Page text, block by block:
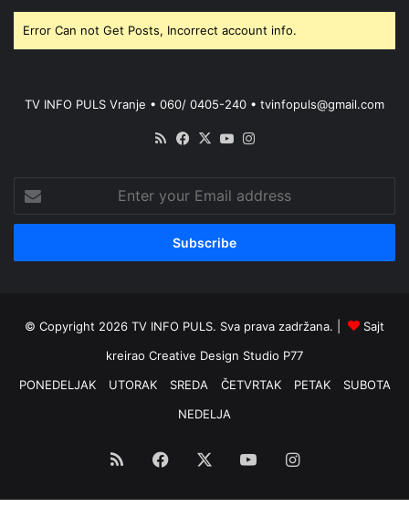
Error Can not Get Posts, Incorrect account info.
TV INFO PULS Vranje • 060/ 0405-240 • tvinfopuls@gmail.com
RSS Facebook
X YouTube
your
Email
© Copyright 2026 TV INFO PULS. Sva prava zadržana. |
Sajt
kreirao Creative Design Studio P77
PONEDELJAK
UTORAK SREDA ČETVRTAK PETAK
SUBOTA
NEDELJA
RSS Facebook YouTubeInstagram